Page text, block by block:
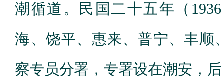
潮循道。民国二十五年（
海、饶平、惠来、普宁、丰
察专员分署，专署设在潮安，